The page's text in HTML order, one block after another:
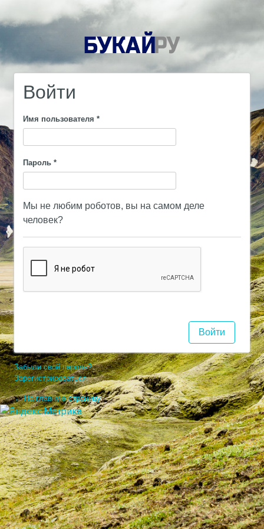
Войти
Имя пользователя *
Пароль *
Мы не любим роботов, вы на самом деле
человек?
Забыли свой пароль?
Зарегистрироваться
← На главную страницу